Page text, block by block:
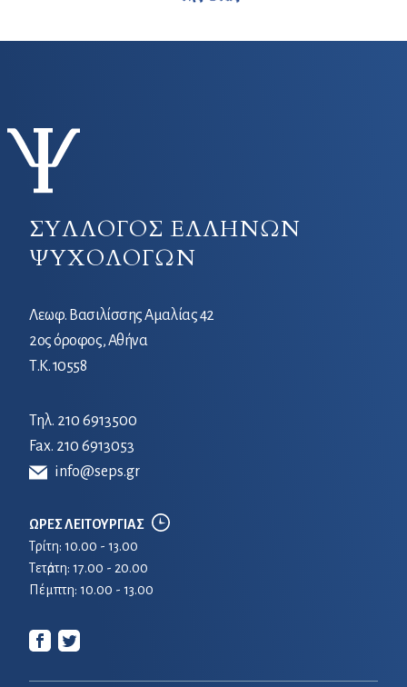
ΣΥΛΛΟΓΟΣ ΕΛΛΗΝΩΝ
ΨΥΧΟΛΟΓΩΝ
Λεωφ. Βασιλίσσης Αμαλίας 42
2ος όροφος, Αθήνα
Τ.Κ. 10558
Τηλ. 210 6913500
Fax. 210 6913053
info@seps.gr
ΩΡΕΣ ΛΕΙΤΟΥΡΓΙΑΣ
Τρίτη: 10.00 - 13.00
Τετἀρτη: 17.00 - 20.00
Πέμπτη: 10.00 - 13.00